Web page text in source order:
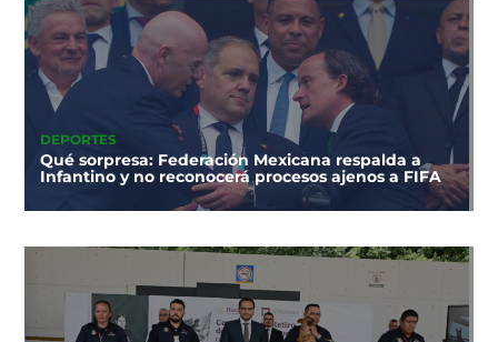
DEPORTES
Qué sorpresa: Federación Mexicana respalda a
Infantino y no reconocerá procesos ajenos a FIFA